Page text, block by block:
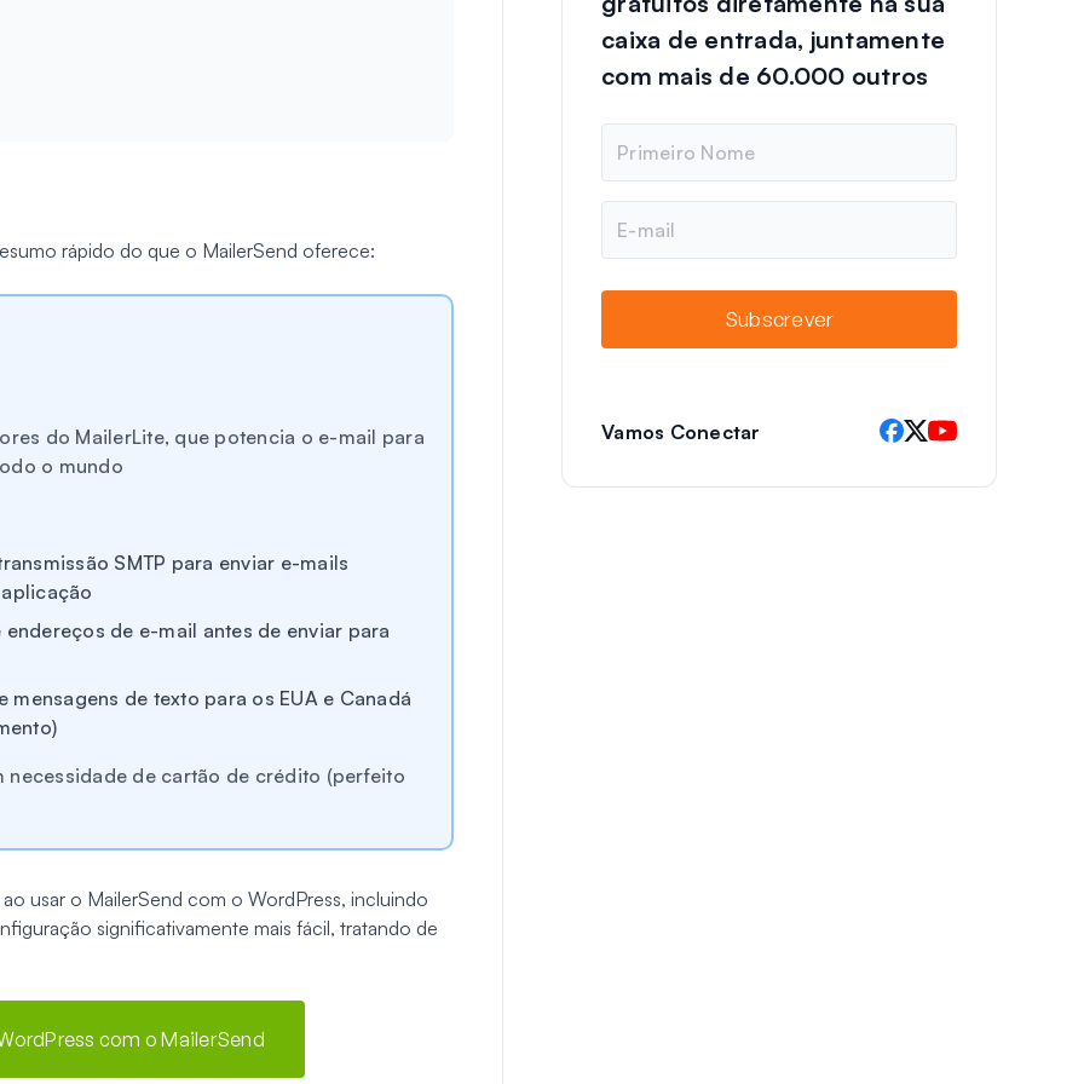
rápido do que o MailerSend oferece:
do MailerLite, que potencia o e-mail para
o mundo
SMTP para enviar e-mails
endereços de e-mail antes de enviar para
mensagens de texto para os EUA e Canadá
de cartão de crédito (perfeito
usar o MailerSend com o WordPress, incluindo
significativamente mais fácil, tratando de
com o MailerSend
caixa de entrada, juntamente
com mais de 60.000 outros
m
e
m
Subscrever
Vamos Conectar